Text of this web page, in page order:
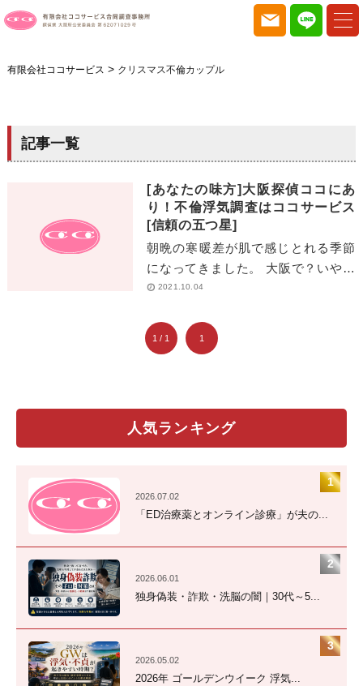
有限会社ココサービス > クリスマス不倫カップル
記事一覧
[あなたの味方]大阪探偵ココにあ
り！不倫浮気調査はココサービス
[信頼の五つ星]
朝晩の寒暖差が肌で感じとれる季節
になってきました。 大阪で？いや全
国で！ 浮気不倫調査で絶大な調査能
は今日も[…]
2021.10.04
1 / 1 1
人気ランキング
2026.07.02
「ED治療薬とオンライン診療」が夫の...
2026.06.01
独身偽装・詐欺・洗脳の闇｜30代～5...
2026.05.02
2026年 ゴールデンウイーク 浮気...